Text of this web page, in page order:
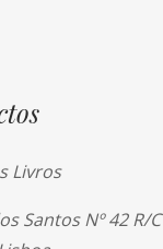
Livros
Santos Nº 42 R/C